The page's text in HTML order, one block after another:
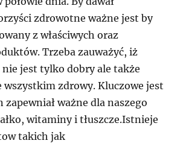
zdrowotne ważne jest by
z właściwych oraz
Trzeba zauważyć, iż
jest tylko dobry ale także
wszystkim zdrowy. Kluczowe jest
zapewniał ważne dla naszego
witaminy i tłuszcze.Istnieje
takich jak